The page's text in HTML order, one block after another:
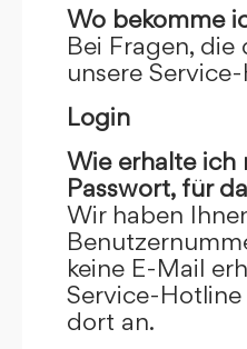
Wo bekomme
Bei Fragen,
unsere
Login
Wie erhalte ich
Passwort, für
Wir haben
keine E-Mail
Service-
dort an.